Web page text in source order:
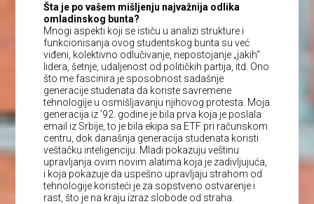
Šta je po vašem mišljenju najvažnija odlika
omladinskog bunta?
Mnogi aspekti koji se ističu u analizi strukture i
funkcionisanja ovog studentskog bunta su već
viđeni, kolektivno odlučivanje, nepostojanje „jakih“
lidera, šetnje, udaljenost od političkih partija, itd. Ono
što me fascinira je sposobnost sadašnje
generacije studenata da koriste savremene
tehnologije u osmišljavanju njihovog protesta. Moja
generacija iz ’92. godine je bila prva koja je poslala
email iz Srbije, to je bila ekipa sa ETF pri računskom
centru, dok današnja generacija studenata koristi
veštačku inteligenciju. Mladi pokazuju veštinu
upravljanja ovim novim alatima koja je zadivljujuća,
i koja pokazuje da uspešno upravljaju strahom od
tehnologije koristeći je za sopstveno ostvarenje i
rast, što je na kraju izraz slobode od straha.